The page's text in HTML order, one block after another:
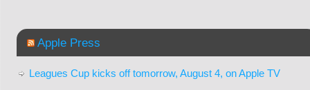
Apple Press
Leagues Cup kicks off tomorrow, August 4, on Apple TV